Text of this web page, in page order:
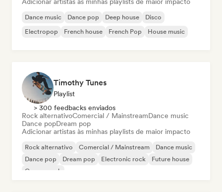
Dance music Dance pop Deep house
Disco
Electropop
French house French Pop House music
Timothy Tunes
Playlist
> 300 feedbacks enviados
Rock alternativoComercial / MainstreamDance music
Dance popDream pop
Adicionar artistas às minhas playlists de maior impacto
Rock alternativo Comercial / Mainstream
Dance music
Dance pop
Dream pop Electronic rock
Future house
Garage rock